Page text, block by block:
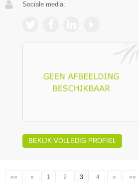
Sociale media:
BEKIJK VOLLEDIG PROFIEL
«« « 1 2 3 4 » »»